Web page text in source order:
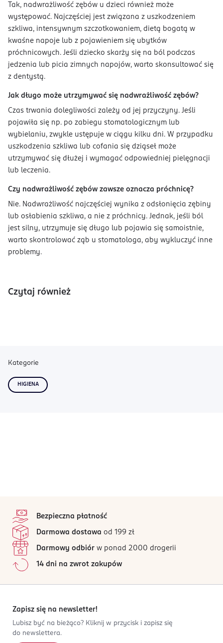
Tak, nadwrażliwość zębów u dzieci również może
występować. Najczęściej jest związana z uszkodzeniem
szkliwa, intensywnym szczotkowaniem, dietą bogatą w
kwaśne napoje lub z pojawieniem się ubytków
próchnicowych. Jeśli dziecko skarży się na ból podczas
jedzenia lub picia zimnych napojów, warto skonsultować się
z dentystą.
Jak długo może utrzymywać się nadwrażliwość zębów?
Czas trwania dolegliwości zależy od jej przyczyny. Jeśli
pojawiła się np. po zabiegu stomatologicznym lub
wybielaniu, zwykle ustępuje w ciągu kilku dni. W przypadku
uszkodzenia szkliwa lub cofania się dziąseł może
utrzymywać się dłużej i wymagać odpowiedniej pielęgnacji
lub leczenia.
Czy nadwrażliwość zębów zawsze oznacza próchnicę?
Nie. Nadwrażliwość najczęściej wynika z odsłonięcia zębiny
lub osłabienia szkliwa, a nie z próchnicy. Jednak, jeśli ból
jest silny, utrzymuje się długo lub pojawia się samoistnie,
warto skontrolować ząb u stomatologa, aby wykluczyć inne
problemy.
Czytaj również
Kategorie
HIGIENA
Bezpieczna płatność
Darmowa dostawa od 199 zł
Darmowy odbiór w ponad 2000 drogerii
14 dni na zwrot zakupów
Zapisz się na newsletter!
Lubisz być na bieżąco? Kliknij w przycisk i zapisz się
do newslettera.